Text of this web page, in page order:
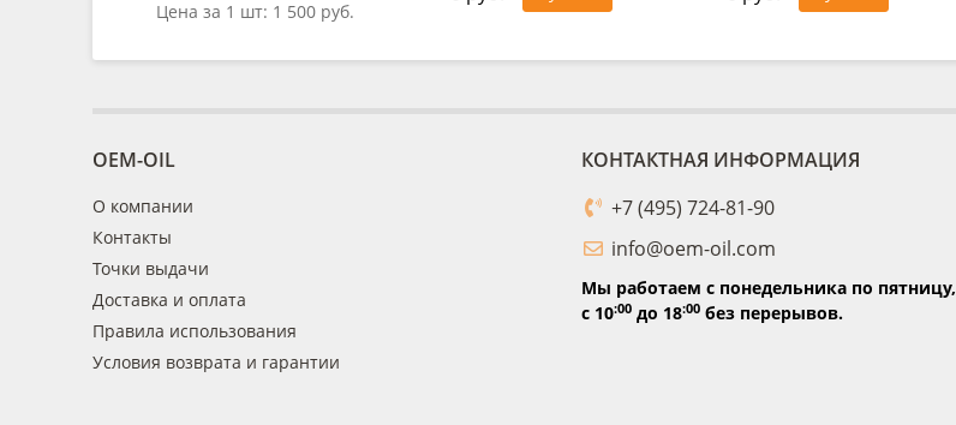
Цена за 1 шт: 1 500 руб.
OEM-OIL
О компании
Контакты
Точки выдачи
Доставка и оплата
Правила использования
Условия возврата и гарантии
КОНТАКТНАЯ ИНФОРМАЦИЯ
+7 (495) 724-81-90
info@oem-oil.com
Мы работаем с понедельника по пятницу,
с 10:00до 18:00без перерывов.